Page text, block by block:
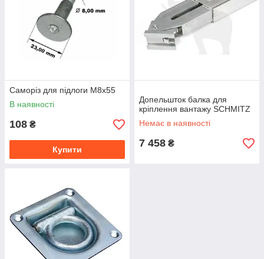
Саморіз для підлоги М8х55
В наявності
108 ₴
Купити
Допельшток балка для
кріплення вантажу SCHMITZ
Немає в наявності
7 458 ₴